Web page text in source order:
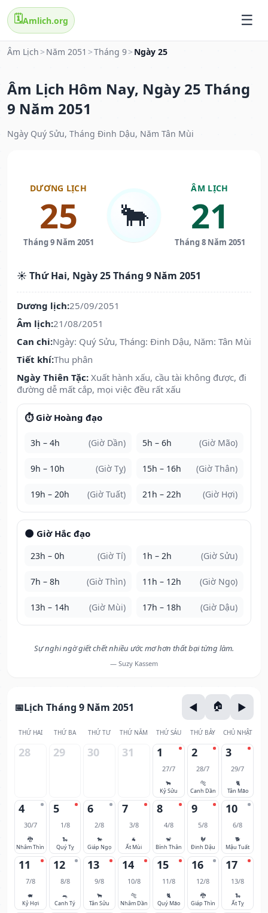
🗓️Amlich.org
Âm Lịch > Năm 2051 >Tháng 9> Ngày 25
Âm Lịch Hôm Nay, Ngày 25 Tháng
9 Năm 2051
Ngày Quý Sửu, Tháng Đinh Dậu, Năm Tân Mùi
DƯƠNG LỊCH
25
Tháng 9 Năm 2051
🐂
ÂM LỊCH
21
Tháng 8 Năm 2051
☀️ Thứ Hai, Ngày 25 Tháng 9 Năm 2051
Dương lịch:25/09/2051
Âm lịch:21/08/2051
Can chi:Ngày: Quý Sửu, Tháng: Đinh Dậu, Năm: Tân Mùi
Tiết khí:Thu phân
Ngày Thiên Tặc: Xuất hành xấu, cầu tài không được, đi
đường dễ mất cắp, mọi việc đều rất xấu
⏱️ Giờ Hoàng đạo
3h – 4h (Giờ Dần) 5h – 6h (Giờ Mão)
9h – 10h (Giờ Tỵ) 15h – 16h (Giờ Thân)
19h – 20h (Giờ Tuất) 21h – 22h (Giờ Hợi)
🌑 Giờ Hắc đạo
23h – 0h (Giờ Tí) 1h – 2h (Giờ Sửu)
7h – 8h (Giờ Thìn) 11h – 12h (Giờ Ngọ)
13h – 14h (Giờ Mùi) 17h – 18h (Giờ Dậu)
Sự nghi ngờ giết chết nhiều ước mơ hơn thất bại từng làm.
— Suzy Kassem
Lịch Tháng 9 Năm 2051
THỨ HAI THỨ BA THỨ TƯ THỨ NĂM THỨ SÁU THỨ BẢY CHỦ NHẬT
28 29 30 31 1
27/7
🐂
Kỷ Sửu
2
28/7
🐅
Canh Dần
3
29/7
🐈
Tân Mão
4
30/7
🐉
Nhâm Thìn
5
1/8
🐍
Quý Tỵ
6
2/8
🐎
Giáp Ngọ
7
3/8
🐐
Ất Mùi
8
4/8
🐒
Bính Thân
9
5/8
🐓
Đinh Dậu
10
6/8
🐕
Mậu Tuất
11
7/8
🐖
Kỷ Hợi
12
8/8
🐀
Canh Tý
13
9/8
🐂
Tân Sửu
14
10/8
🐅
Nhâm Dần
15
11/8
🐈
Quý Mão
16
12/8
🐉
Giáp Thìn
17
13/8
🐍
Ất Tỵ